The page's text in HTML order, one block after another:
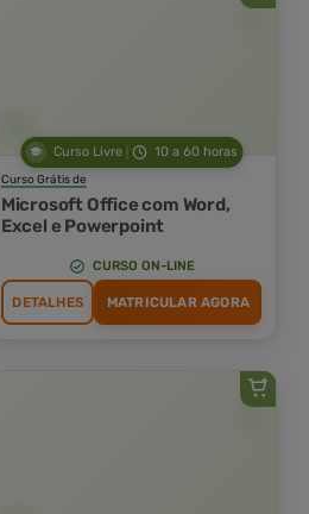
Curso Livre 10 a 60 horas
Curso Grátis de
Microsoft Office com Word,
Excel e Powerpoint
CURSO ON-LINE
DETALHES MATRICULAR AGORA